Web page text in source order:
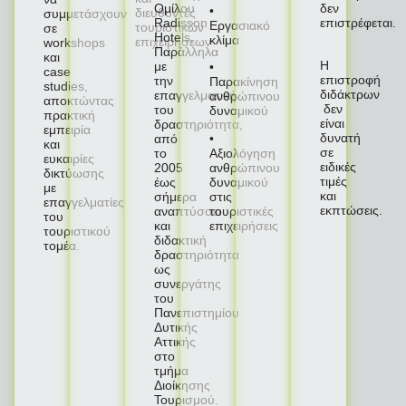
συμμετάσχουν
σε
workshops
και
case
studies,
αποκτώντας
πρακτική
εμπειρία
και
ευκαιρίες
δικτύωσης
με
επαγγελματίες
του
τουριστικού
τομέα.
διευθυντές
τουριστικών
επιχειρήσεων
Ομίλου
Radisson
Hotels.
Παράλληλα
με
την
επαγγελματική
του
δραστηριότητα,
από
το
2005
έως
σήμερα
αναπτύσσει
και
διδακτική
δραστηριότητα
ως
συνεργάτης
του
Πανεπιστημίου
Δυτικής
Αττικής
στο
τμήμα
Διοίκησης
Τουρισμού.
•
Εργασιακό
κλίμα
•
Παρακίνηση
ανθρώπινου
δυναμικού
•
Αξιολόγηση
ανθρώπινου
δυναμικού
στις
τουριστικές
επιχειρήσεις
δεν
επιστρέφεται.
Η
επιστροφή
διδάκτρων
δεν
είναι
δυνατή
σε
ειδικές
τιμές
και
εκπτώσεις.